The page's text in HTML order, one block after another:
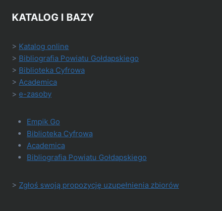
KATALOG I BAZY
> Katalog online
> Bibliografia Powiatu Gołdapskiego
> Biblioteka Cyfrowa
> Academica
> e-zasoby
Empik Go
Biblioteka Cyfrowa
Academica
Bibliografia Powiatu Gołdapskiego
> Zgłoś swoją propozycję uzupełnienia zbiorów